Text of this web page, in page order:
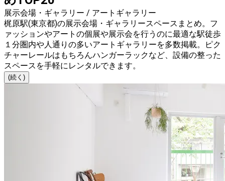
展示会場・ギャラリー / アートギャラリー
梶原駅(東京都)の展示会場・ギャラリースペースまとめ。フ
ァッションやアートの個展や展示会を行うのに最適な駅徒歩
１分圏内や人通りの多いアートギャラリーを多数掲載。ピク
チャーレールはもちろんハンガーラックなど、設備の整った
スペースを手軽にレンタルできます。
(続く)